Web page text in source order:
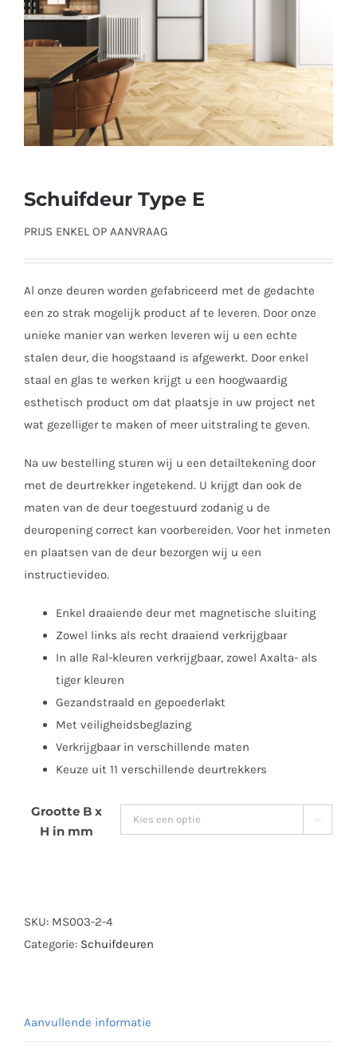
Schuifdeur Type E
PRIJS ENKEL OP AANVRAAG
Al onze deuren worden gefabriceerd met de gedachte
een zo strak mogelijk product af te leveren. Door onze
unieke manier van werken leveren wij u een echte
stalen deur, die hoogstaand is afgewerkt. Door enkel
staal en glas te werken krijgt u een hoogwaardig
esthetisch product om dat plaatsje in uw project net
wat gezelliger te maken of meer uitstraling te geven.
Na uw bestelling sturen wij u een detailtekening door
met de deurtrekker ingetekend. U krijgt dan ook de
maten van de deur toegestuurd zodanig u de
deuropening correct kan voorbereiden. Voor het inmeten
en plaatsen van de deur bezorgen wij u een
instructievideo.
Enkel draaiende deur met magnetische sluiting
Zowel links als recht draaiend verkrijgbaar
In alle Ral-kleuren verkrijgbaar, zowel Axalta- als
tiger kleuren
Gezandstraald en gepoederlakt
Met veiligheidsbeglazing
Verkrijgbaar in verschillende maten
Keuze uit 11 verschillende deurtrekkers
Grootte B x
H in mm

SKU: MS003-2-4
Categorie: Schuifdeuren
Aanvullende informatie